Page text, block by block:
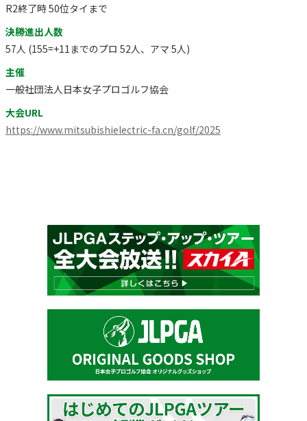
R2終了時 50位タイまで
決勝進出人数
57人 (155=+11までのプロ 52人、アマ 5人)
主催
一般社団法人日本女子プロゴルフ協会
大会URL
https://www.mitsubishielectric-fa.cn/golf/2025